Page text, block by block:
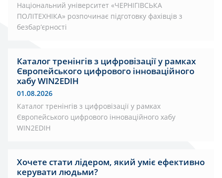
Національний університет «ЧЕРНІГІВСЬКА
ПОЛІТЕХНІКА» розпочинає підготовку фахівців з
безбар’єрності
Каталог тренінгів з цифровізації у рамках
Європейського цифрового інноваційного
хабу WIN2EDIH
01.08.2026
Каталог тренінгів з цифровізації у рамках
Європейського цифрового інноваційного хабу
WIN2EDIH
Хочете стати лідером, який уміє ефективно
керувати людьми?